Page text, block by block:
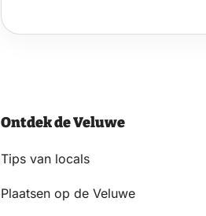
HET
Ontdek de Veluwe
Tips van locals
Plaatsen op de Veluwe